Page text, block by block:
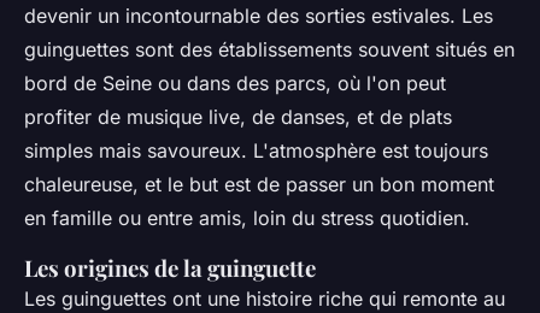
devenir un incontournable des sorties estivales. Les
guinguettes sont des établissements souvent situés en
bord de Seine ou dans des parcs, où l'on peut
profiter de musique live, de danses, et de plats
simples mais savoureux. L'atmosphère est toujours
chaleureuse, et le but est de passer un bon moment
en famille ou entre amis, loin du stress quotidien.
Les origines de la guinguette
Les guinguettes ont une histoire riche qui remonte au